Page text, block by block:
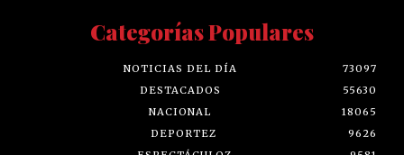
Categorías Populares
NOTICIAS DEL DÍA
73097
DESTACADOS
55630
NACIONAL
18065
DEPORTEZ
9626